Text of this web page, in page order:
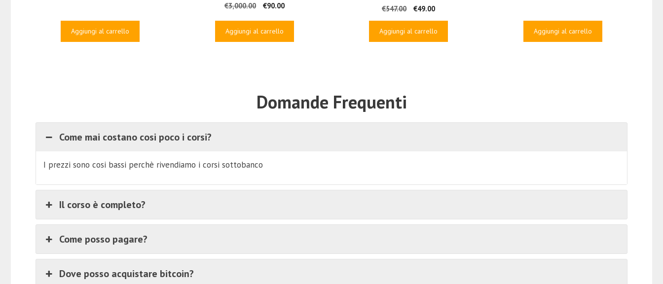
€3,000.00.
Aggiungi al carrello
€3,000.00
Il
era:
€90.00Il
Aggiungi al carrello
€547.00
Il
prezzo
originale
€49.00Il
prezzo
attuale
Aggiungi al carrello
era:
€497.00.
è:
€69.00.
Aggiungi al carrello
Domande Frequenti
Come mai costano cosi poco i corsi?
I prezzi sono cosi bassi perchè rivendiamo i corsi sottobanco
Il corso è completo?
Come posso pagare?
Dove posso acquistare bitcoin?